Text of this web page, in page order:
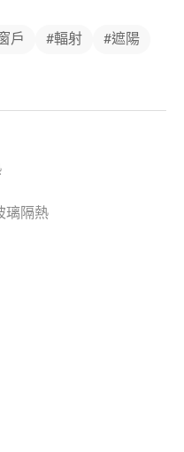
戶 #輻射 #遮陽
璃隔熱